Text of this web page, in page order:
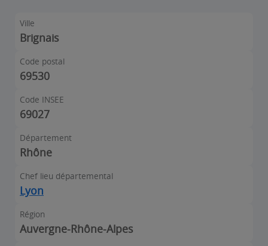
Ville
Brignais
Code postal
69530
Code INSEE
69027
Département
Rhône
Chef lieu départemental
Lyon
Région
Auvergne-Rhône-Alpes